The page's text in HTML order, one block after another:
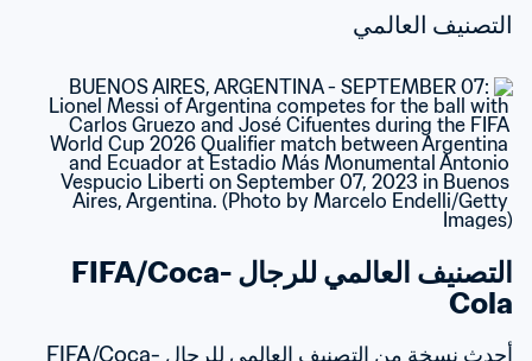
التصنيف العالمي
التصنيف العالمي للرجال FIFA/Coca-
Cola
أحدث نسخة من التصنيف العالمي للرجال FIFA/Coca-